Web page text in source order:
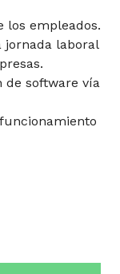
los empleados.
jornada laboral
de software vía